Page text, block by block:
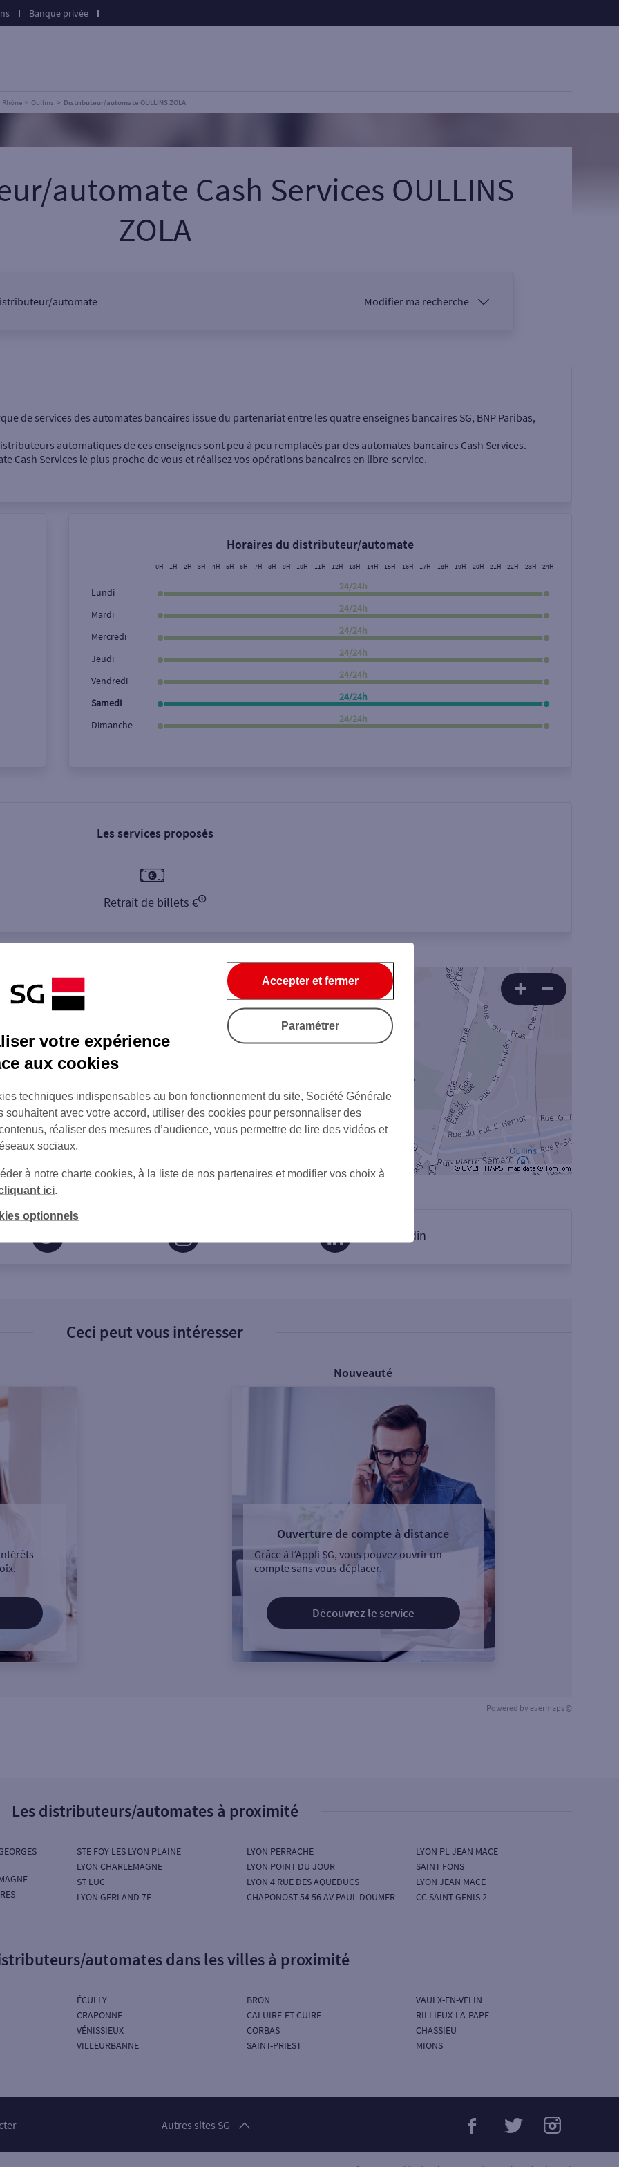
Banque privée
Rhône Oullins Distributeur/automate OULLINS ZOLA
automate Cash Services OULLINS
ZOLA
automate Modifier ma recherche
Retrait de monnaie €
Rue Rechercher
de services des automates bancaires issue du partenariat entre les quatre enseignes bancaires SG, BNP Paribas,
automatiques de ces enseignes sont peu à peu remplacés par des automates bancaires Cash Services.
Cash Services le plus proche de vous et réalisez vos opérations bancaires en libre-service.
Horaires du distributeur/automate
0H 1H 2H 3H 4H 5H 6H 7H 8H 9H 10H 11H 12H 13H 14H 15H 16H 17H 18H 19H 20H 21H 22H 23H 24H
Lundi
24/24h
Mardi
24/24h
Mercredi
24/24h
Jeudi
24/24h
Vendredi
24/24h
Samedi
24/24h
Dimanche
24/24h
Les services proposés
Retrait de billets €
sur Linkedin
Ceci peut vous intéresser
Nouveauté
Ouverture de compte à distance
Grâce à l’Appli SG, vous pouvez ouvrir un
compte sans vous déplacer.
Découvrez le service
Powered by evermaps ©
Les distributeurs/automates à proximité
STE FOY LES LYON PLAINE
LYON CHARLEMAGNE
ST LUC
LYON GERLAND 7E
LYON PERRACHE
LYON POINT DU JOUR
LYON 4 RUE DES AQUEDUCS
CHAPONOST 54 56 AV PAUL DOUMER
LYON PL JEAN MACE
SAINT FONS
LYON JEAN MACE
CC SAINT GENIS 2
automates dans les villes à proximité
ÉCULLY
CRAPONNE
VÉNISSIEUX
VILLEURBANNE
BRON
CALUIRE-ET-CUIRE
CORBAS
SAINT-PRIEST
VAULX-EN-VELIN
RILLIEUX-LA-PAPE
CHASSIEU
MIONS
Autres sites SG
votre expérience
aux cookies
techniques indispensables au bon fonctionnement du site, Société Générale
souhaitent avec votre accord, utiliser des cookies pour personnaliser des
réaliser des mesures d’audience, vous permettre de lire des vidéos et
sociaux.
à notre charte cookies, à la liste de nos partenaires et modifier vos choix à
ici
optionnels
Accepter et fermer
Paramétrer